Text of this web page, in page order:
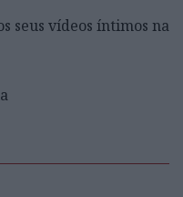
seus vídeos íntimos na